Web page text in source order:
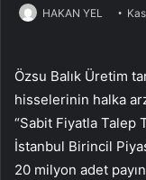
HAKAN YEL
Özsu Balık Üretim
hisselerinin halka
“Sabit Fiyatla Talep
İstanbul Birincil
20 milyon adet